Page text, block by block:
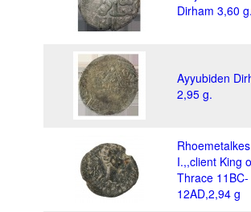
Dirham 3,60
Ayyubiden
2,95 g.
Rhoemetalkes
I.,,client King
Thrace 11BC-
12AD,2,94 g